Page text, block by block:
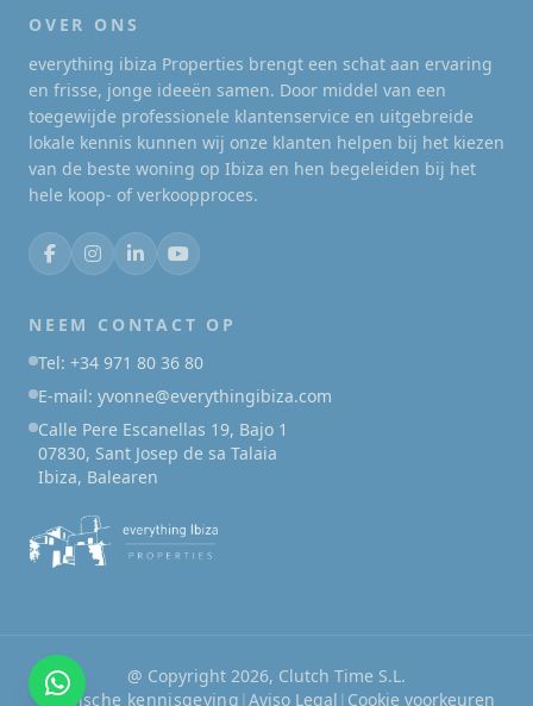
OVER ONS
everything ibiza Properties brengt een schat aan ervaring
en frisse, jonge ideeën samen. Door middel van een
toegewijde professionele klantenservice en uitgebreide
lokale kennis kunnen wij onze klanten helpen bij het kiezen
van de beste woning op Ibiza en hen begeleiden bij het
hele koop- of verkoopproces.
NEEM CONTACT OP
Tel: +34 971 80 36 80
E-mail: yvonne@everythingibiza.com
Calle Pere Escanellas 19, Bajo 1
07830, Sant Josep de sa Talaia
Ibiza, Balearen
@ Copyright 2026, Clutch Time S.L.
Juridische kennisgeving |Aviso Legal | Cookie voorkeuren